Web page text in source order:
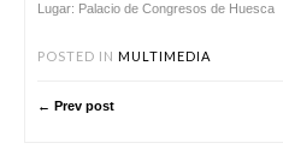
Lugar: Palacio de Congresos de Huesca
POSTED IN MULTIMEDIA
← Prev post